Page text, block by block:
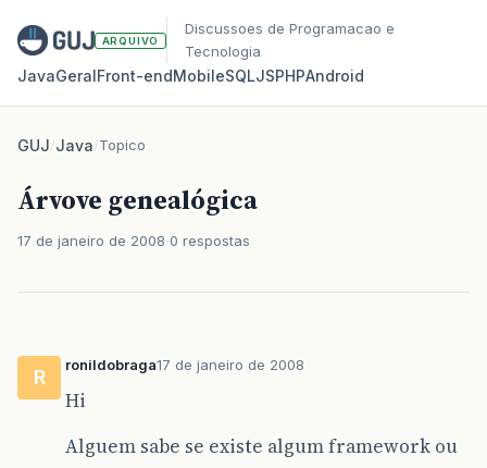
ARQUIVO
Discussoes de Programacao e
Tecnologia
JavaGeralFront‑endMobileSQLJSPHPAndroid
GUJ/Java/Topico
Árvove genealógica
17 de janeiro de 2008 0 respostas
R
ronildobraga17 de janeiro de 2008
Hi
Alguem sabe se existe algum framework ou